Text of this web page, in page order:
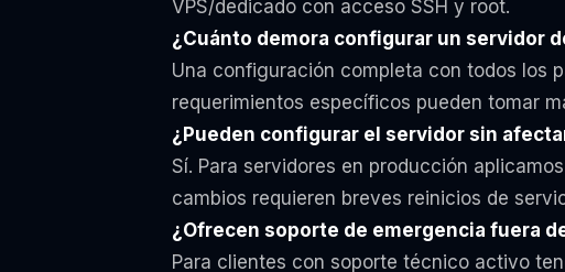
VPS/dedicado con acceso SSH y root.
¿Cuánto demora configurar un servidor
Una configuración completa con todos los
requerimientos específicos pueden tomar
¿Pueden configurar el servidor sin
Sí. Para servidores en producción
cambios requieren breves reinicios de
¿Ofrecen soporte de emergencia fuera
Para clientes con soporte técnico activo